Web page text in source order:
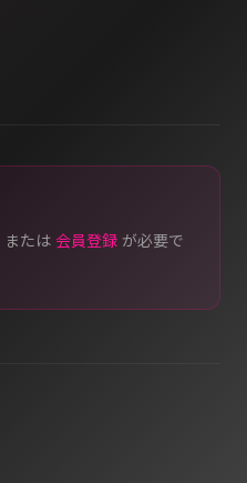
または 会員登録 が必要で